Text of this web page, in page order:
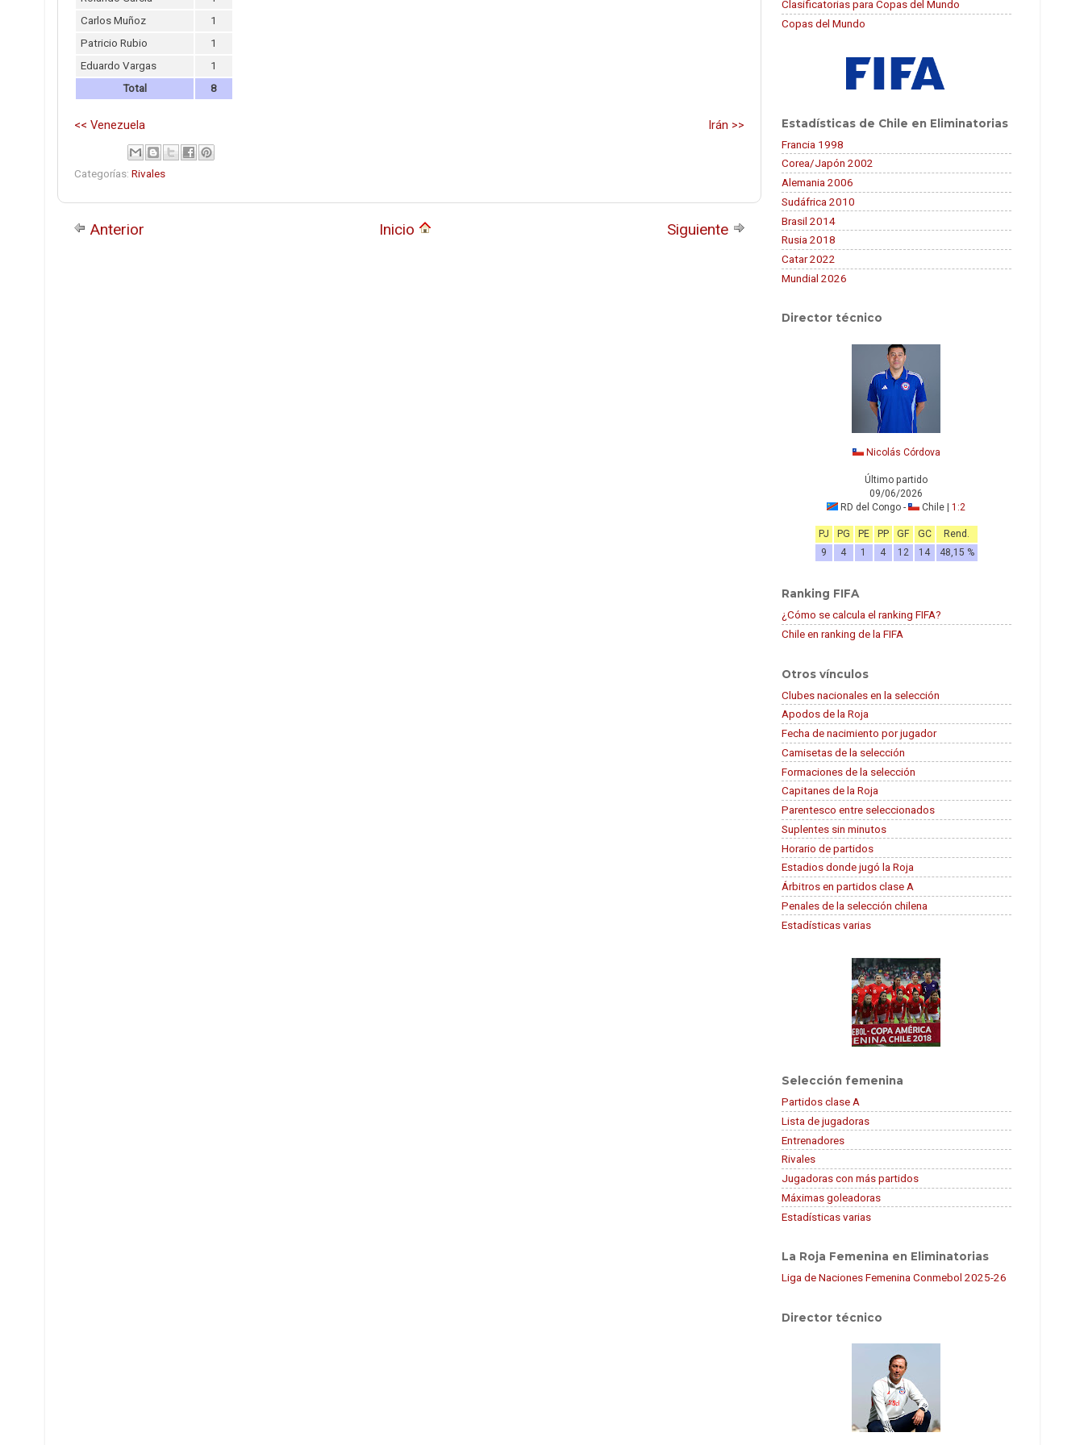
Carlos Muñoz
1
Patricio Rubio
1
Eduardo Vargas
1
Total
8
Irán >>
<< Venezuela
Categorías: Rivales
Siguiente
Anterior Inicio
Clasificatorias para Copas del Mundo
Copas del Mundo
Estadísticas de Chile en Eliminatorias
Francia 1998
Corea/Japón 2002
Alemania 2006
Sudáfrica 2010
Brasil 2014
Rusia 2018
Catar 2022
Mundial 2026
Director técnico
Nicolás Córdova
Último partido
09/06/2026
RD del Congo -
Chile | 1:2
PJ PG PE PP GF GC
Rend.
9
4 1 4 12 14 48,15 %
Ranking FIFA
¿Cómo se calcula el ranking FIFA?
Chile en ranking de la FIFA
Otros vínculos
Clubes nacionales en la selección
Apodos de la Roja
Fecha de nacimiento por jugador
Camisetas de la selección
Formaciones de la selección
Capitanes de la Roja
Parentesco entre seleccionados
Suplentes sin minutos
Horario de partidos
Estadios donde jugó la Roja
Árbitros en partidos clase A
Penales de la selección chilena
Estadísticas varias
Selección femenina
Partidos clase A
Lista de jugadoras
Entrenadores
Rivales
Jugadoras con más partidos
Máximas goleadoras
Estadísticas varias
La Roja Femenina en Eliminatorias
Liga de Naciones Femenina Conmebol 2025-26
Director técnico